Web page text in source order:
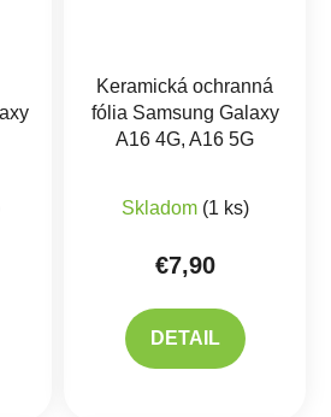
Keramická ochranná
fólia Samsung Galaxy
A16 4G, A16 5G
Skladom (1 ks)
€7,90
DETAIL